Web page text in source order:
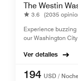
The Westin
3.6 (2035
Experience
our Washington
Ver detalles
194 USD /